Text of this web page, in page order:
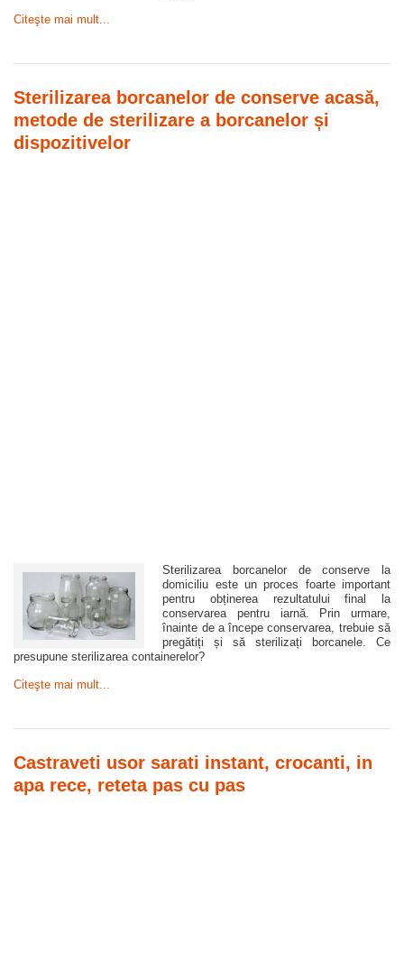
Citeşte mai mult...
Sterilizarea borcanelor de conserve acasă,
metode de sterilizare a borcanelor și
dispozitivelor
Sterilizarea borcanelor de conserve la
domiciliu este un proces foarte important
pentru obținerea rezultatului final la
conservarea pentru iarnă. Prin urmare,
înainte de a începe conservarea, trebuie să
pregătiți și să sterilizați borcanele. Ce
presupune sterilizarea containerelor?
Citeşte mai mult...
Castraveti usor sarati instant, crocanti, in
apa rece, reteta pas cu pas